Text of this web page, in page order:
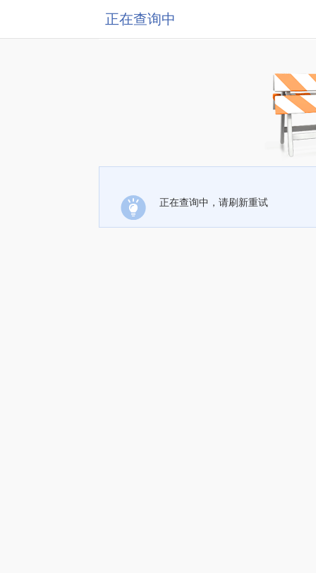
正在查询中
正在查询中，请刷新重试